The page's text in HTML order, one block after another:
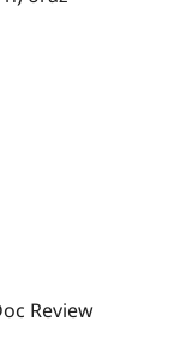
Review